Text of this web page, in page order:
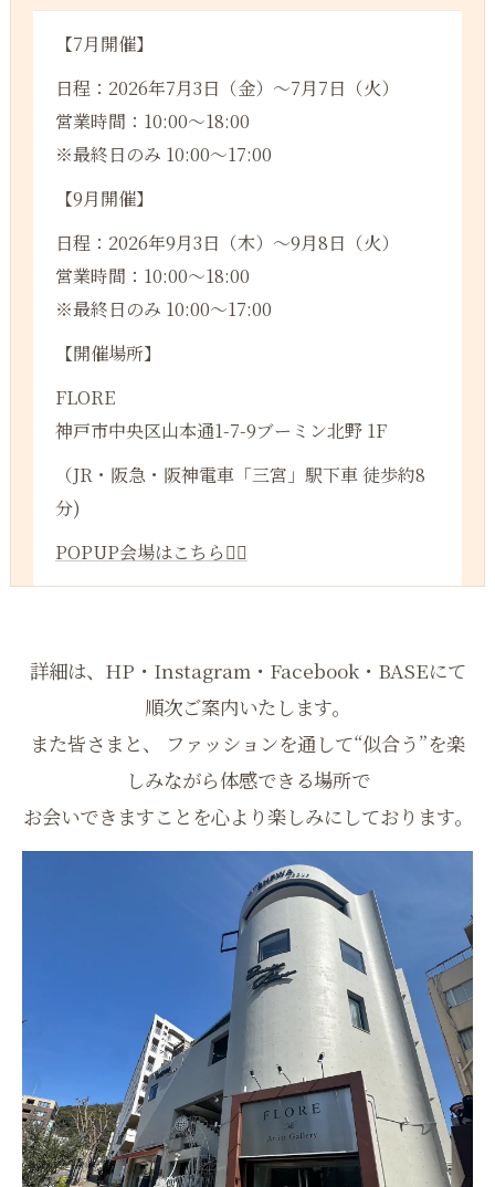
【7月開催】
日程：2026年7月3日（金）〜7月7日（火）
営業時間：10:00〜18:00
※最終日のみ 10:00〜17:00
【9月開催】
日程：2026年9月3日（木）〜9月8日（火）
営業時間：10:00〜18:00
※最終日のみ 10:00〜17:00
【開催場所】
FLORE
神戸市中央区山本通1-7-9ブーミン北野 1F
（JR・阪急・阪神電車「三宮」駅下車 徒歩約8
分)
POPUP会場はこちら💁‍♀️
詳細は、HP・Instagram・Facebook・BASEにて
順次ご案内いたします。
また皆さまと、 ファッションを通して“似合う”を楽
しみながら体感できる場所で
お会いできますことを心より楽しみにしております。